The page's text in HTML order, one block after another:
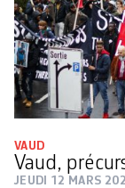
VAUD
Vaud,
JEUDI 12 MARS